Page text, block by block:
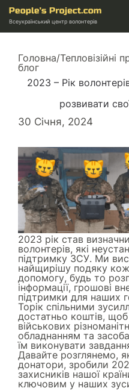
Всеукраїнський центр волонтерів
Головна/Тепловізійні
блог
2023 – Рік
розвивати
30 Січня, 2024
2023 рік став
волонтерів, які
підтримку ЗСУ. Ми
найщирішу подяку
допомогу, будь то
інформації, грошові
підтримки для наших
Торік спільними
достатньо коштів, щоб
військових
обладнанням та
їм виконувати
Давайте розглянемо,
донатори, зробили
захисників нашої
ключовим у наших